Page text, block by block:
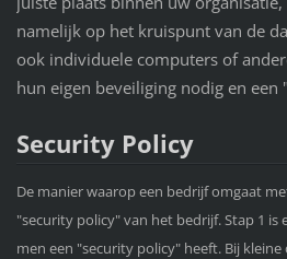
namelijk op het kruispunt van de
ook individuele computers of
hun eigen beveiliging nodig en
Security Policy
De manier waarop een bedrijf omgaat
"security policy" van het bedrijf. Stap 1
men een "security policy" heeft. Bij